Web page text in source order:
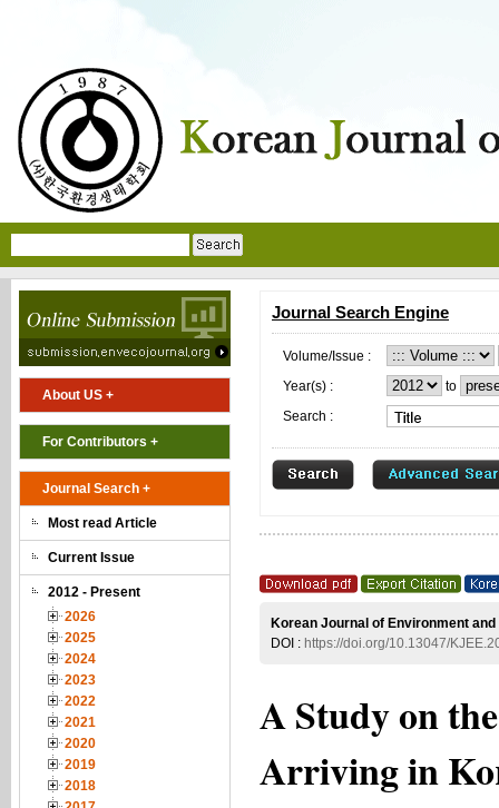
About US +
For Contributors +
Journal Search +
Most read Article
Current Issue
2012 - Present
2026
2025
2024
2023
2022
2021
2020
2019
2018
Journal Search Engine
Volume/Issue :
Year(s) :
to
Search :
Korean Journal of Environment
DOI : https://doi.org/10.13047/
A Study on
Arriving in